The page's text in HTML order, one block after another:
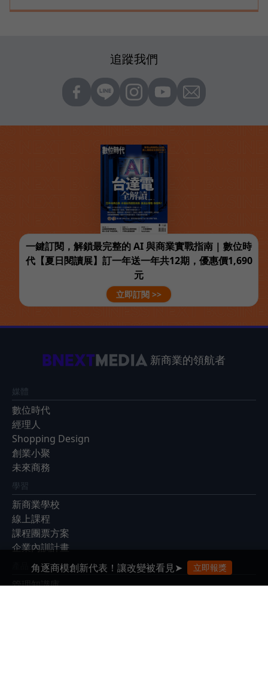
追蹤我們
一鍵訂閱，解鎖最完整的 AI 與商業實戰指南 | 數位時
代【夏日閱讀展】訂一年送一年共12期，優惠價1,690
元
立即訂閱 >>
新商業的領航者
媒體
數位時代
經理人
Shopping Design
創業小聚
未來商務
學習
新商業學校
線上課程
課程團票方案
企業內訓計畫
管理知識庫
角逐商模創新代表！讓改變被看見➤ 立即報獎